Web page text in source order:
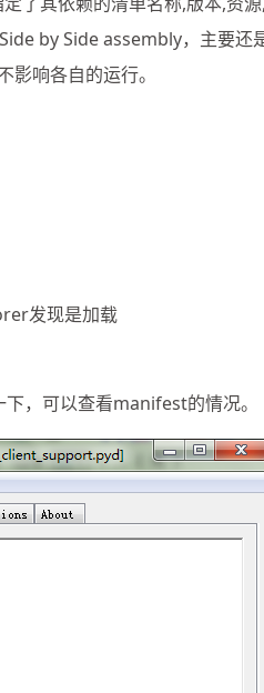
by Side assembly，主要还
响各自的运行。
发现是加载
，可以查看manifest的情况。